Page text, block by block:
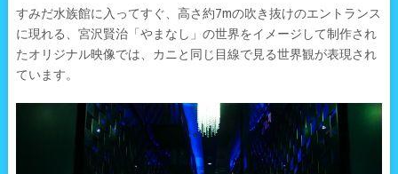
すみだ水族館に入ってすぐ、高さ約7mの吹き抜けのエントランス
に現れる、宮沢賢治「やまなし」の世界をイメージして制作され
たオリジナル映像では、カニと同じ目線で見る世界観が表現され
ています。